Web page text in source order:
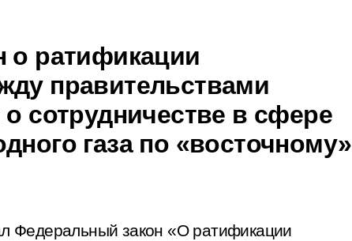
о ратификации
правительствами
сотрудничестве в сфере
газа по «восточному»
Федеральный закон «О ратификации